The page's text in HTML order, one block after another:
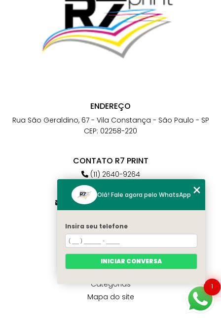
ENDEREÇO
Rua São Geraldino, 67 - Vila Constança - São Paulo - SP
CEP: 02258-220
CONTATO R7 PRINT
(11) 2640-9264
(11) 98784-6664
atendimento@r7print.com.br
MENU
Home
Quem somos
Contato
Categorias
Mapa do site
1
Olá! Fale agora pelo WhatsApp
Insira seu telefone
INICIAR CONVERSA